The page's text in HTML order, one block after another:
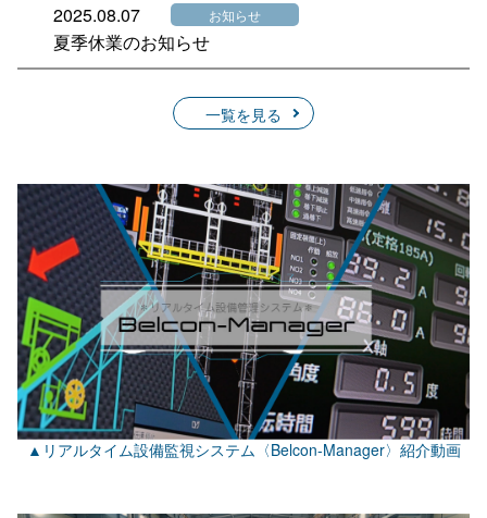
2025.08.07 お知らせ
夏季休業のお知らせ
一覧を見る
▲リアルタイム設備監視システム〈Belcon-Manager〉紹介動画